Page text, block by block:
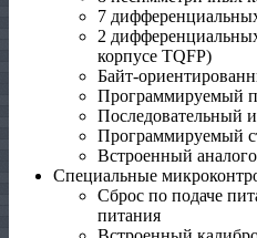
7
2
корпусе TQFP)
Байт-
Программируемый
Последовательный
Программируемый
Встроенный
Специальные
Сброс по подаче
питания